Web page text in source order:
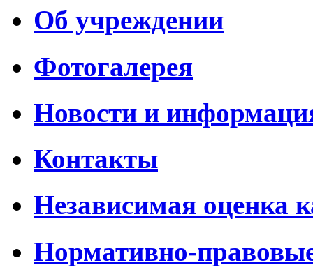
Об учреждении
Фотогалерея
Новости и
Контакты
Независимая оценка
Нормативно-